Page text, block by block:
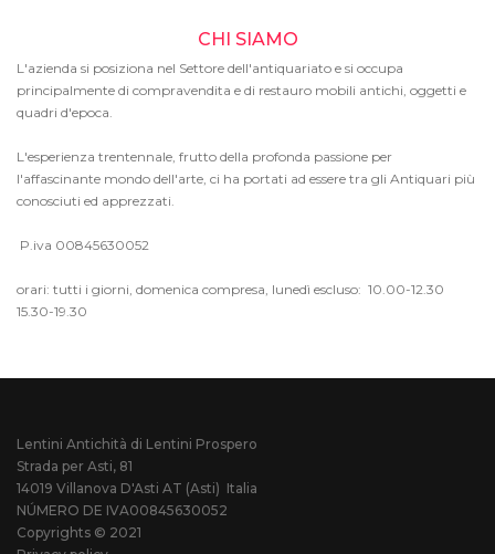
CHI SIAMO
L'azienda si posiziona nel Settore dell'antiquariato e si occupa
principalmente di compravendita e di restauro mobili antichi, oggetti e
quadri d'epoca.
L'esperienza trentennale, frutto della profonda passione per
l'affascinante mondo dell'arte, ci ha portati ad essere tra gli Antiquari più
conosciuti ed apprezzati.
P.iva 00845630052
orari: tutti i giorni, domenica compresa, lunedì escluso: 10.00-12.30
15.30-19.30
Lentini Antichità di Lentini Prospero
Strada per Asti, 81
14019 Villanova D'Asti AT (Asti) Italia
NÚMERO DE IVA00845630052
Copyrights © 2021